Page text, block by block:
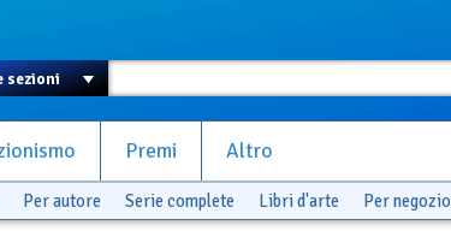
Premi Altro
Per autore Serie complete Libri d'arte Per negozio